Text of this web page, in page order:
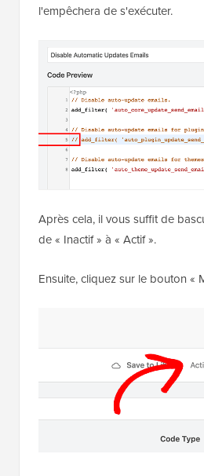
l'empêchera de s'exécuter.
Après cela, il vous suffit de
de « Inactif » à « Actif ».
Ensuite, cliquez sur le bouton «